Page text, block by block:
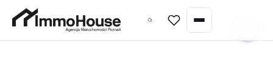
Wycena nieruchomości